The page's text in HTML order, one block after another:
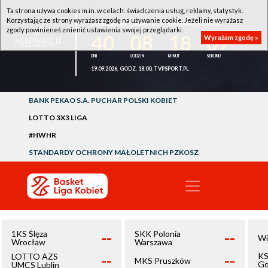
1KS ŚLĘZA WROCŁAW - LOTTO AZS UMCS LUBLIN
06
19.09.2026, GODZ. 18:00, TVPSPORT.PL
BANK PEKAO S.A. PUCHAR POLSKI KOBIET
LOTTO 3X3 LIGA
#HWHR
STANDARDY OCHRONY MAŁOLETNICH PZKOSZ
1KS Ślęza
Wrocław
--
LOTTO AZS
UMCS Lublin
--
SKK Polonia
Warszawa
--
MKS Pruszków --
Ta strona używa cookies m.in. w celach: świadczenia usług, reklamy, statystyk.
Korzystając ze strony wyrażasz zgodę na używanie cookie. Jeżeli nie wyrażasz
zgody powinieneś zmienić ustawienia swojej przeglądarki.
Wyrażam zgodę »